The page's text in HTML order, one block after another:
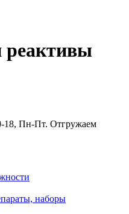
реактивы
18, Пн-Пт. Отгружаем
наборы